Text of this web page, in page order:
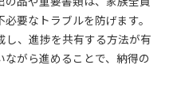
な取り扱い
アフターケア
便利なサービス
工夫と配慮
要なトラブルを防げます。
、進捗を共有する方法が有
がら進めることで、納得の